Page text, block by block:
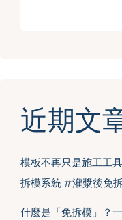
近期文
模板不再只是施工工
拆模系統 #灌漿後免
什麼是「免拆模」？